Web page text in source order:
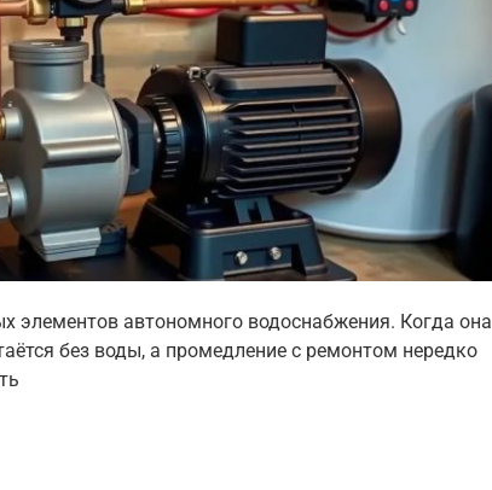
элементов автономного водоснабжения. Когда она
без воды, а промедление с ремонтом нередко